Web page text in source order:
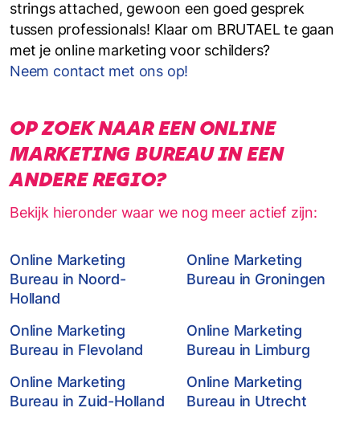
strings attached, gewoon een goed gesprek
tussen professionals! Klaar om BRUTAEL te gaan
met je online marketing voor schilders?
Neem contact met ons op!
OP ZOEK NAAR EEN ONLINE
MARKETING BUREAU IN EEN
ANDERE REGIO?
Bekijk hieronder waar we nog meer actief zijn:
Online Marketing
Bureau in Noord-
Holland
Online Marketing
Bureau in Groningen
Online Marketing
Bureau in Flevoland
Online Marketing
Bureau in Limburg
Online Marketing
Bureau in Zuid-Holland
Online Marketing
Bureau in Utrecht